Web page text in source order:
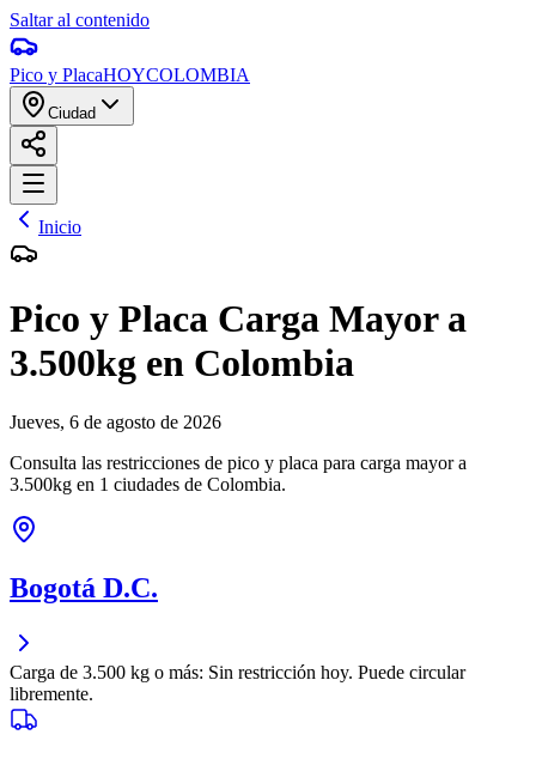
Saltar al contenido
Pico y PlacaHOYCOLOMBIA
Ciudad
Inicio
Pico y Placa Carga Mayor a
3.500kg en Colombia
Jueves, 6 de agosto de 2026
Consulta las restricciones de pico y placa para carga mayor a
3.500kg en 1 ciudades de Colombia.
Bogotá D.C.
Carga de 3.500 kg o más: Sin restricción hoy. Puede circular
libremente.